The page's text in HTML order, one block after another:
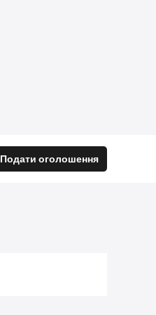
Подати оголошення